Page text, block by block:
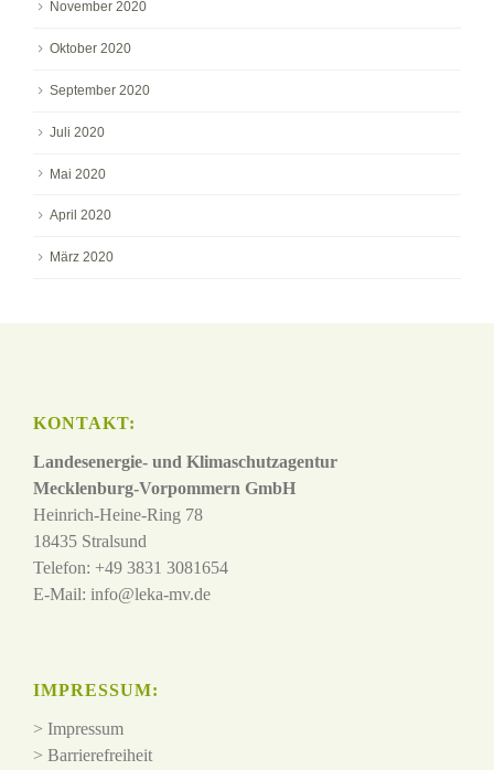
November 2020
Oktober 2020
September 2020
Juli 2020
Mai 2020
April 2020
März 2020
KONTAKT:
Landesenergie- und Klimaschutzagentur
Mecklenburg-Vorpommern GmbH
Heinrich-Heine-Ring 78
18435 Stralsund
Telefon: +49 3831 3081654
E-Mail: info@leka-mv.de
IMPRESSUM:
> Impressum
> Barrierefreiheit